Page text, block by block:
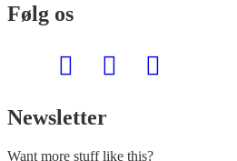
Følg os
Newsletter
Want more stuff like this?